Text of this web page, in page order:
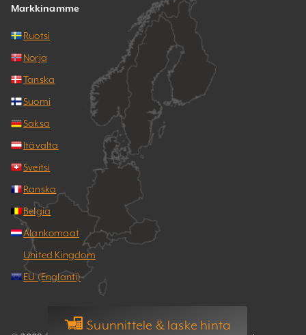
Suunnittele & laske hinta
Markkinamme
Ruotsi
Norja
Tanska
Suomi
Saksa
Itävalta
Sveitsi
Ranska
Belgia
Alankomaat
United Kingdom
EU (Englanti)